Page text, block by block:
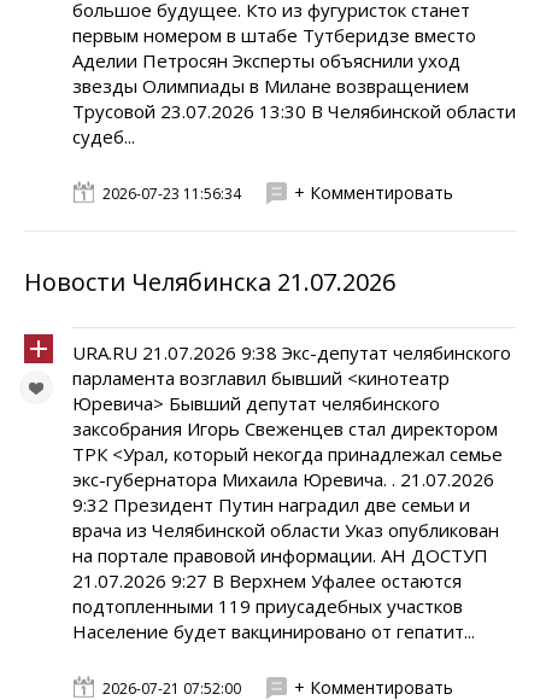
большое будущее. Кто из фугуристок станет
первым номером в штабе Тутберидзе вместо
Аделии Петросян Эксперты объяснили уход
звезды Олимпиады в Милане возвращением
Трусовой 23.07.2026 13:30 В Челябинской области
судеб...
2026-07-23 11:56:34 + Комментировать
Новости Челябинска 21.07.2026
URA.RU 21.07.2026 9:38 Экс-депутат челябинского
парламента возглавил бывший <кинотеатр
Юревича> Бывший депутат челябинского
заксобрания Игорь Свеженцев стал директором
ТРК <Урал, который некогда принадлежал семье
экс-губернатора Михаила Юревича. . 21.07.2026
9:32 Президент Путин наградил две семьи и
врача из Челябинской области Указ опубликован
на портале правовой информации. АН ДОСТУП
21.07.2026 9:27 В Верхнем Уфалее остаются
подтопленными 119 приусадебных участков
Население будет вакцинировано от гепатит...
2026-07-21 07:52:00 + Комментировать